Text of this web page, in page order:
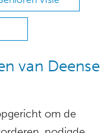
van Deense
om de